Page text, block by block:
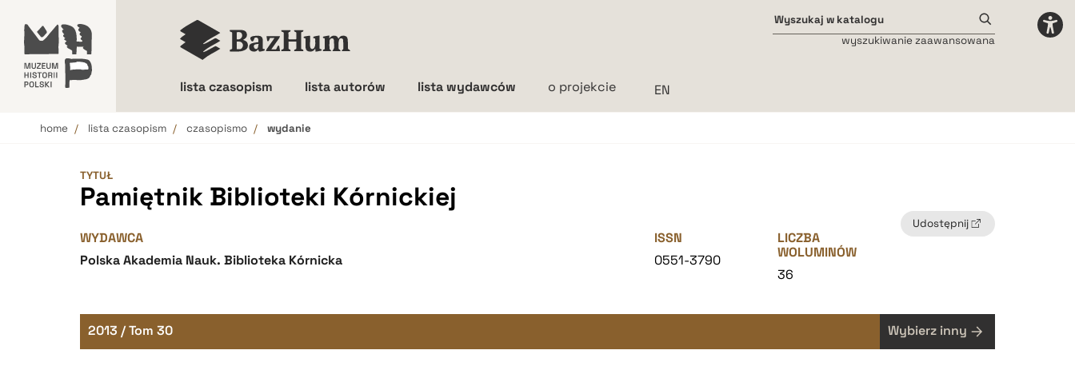
lista czasopism lista autorów lista wydawców o projekcie
wyszukiwanie zaawansowana
home lista czasopism czasopismo wydanie
TYTUŁ
Pamiętnik Biblioteki Kórnickiej
Udostępnij
WYDAWCA
Polska Akademia Nauk. Biblioteka Kórnicka
ISSN
0551-3790
LICZBA
WOLUMINÓW
36
2013 / Tom 30 Wybierz inny